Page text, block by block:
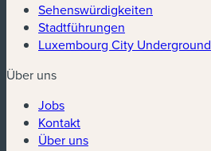
Sehenswürdigkeiten
Stadtführungen
Luxembourg City Underground
Über uns
Jobs
Kontakt
Über uns